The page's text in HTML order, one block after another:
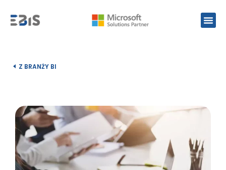
Z BRANŻY BI